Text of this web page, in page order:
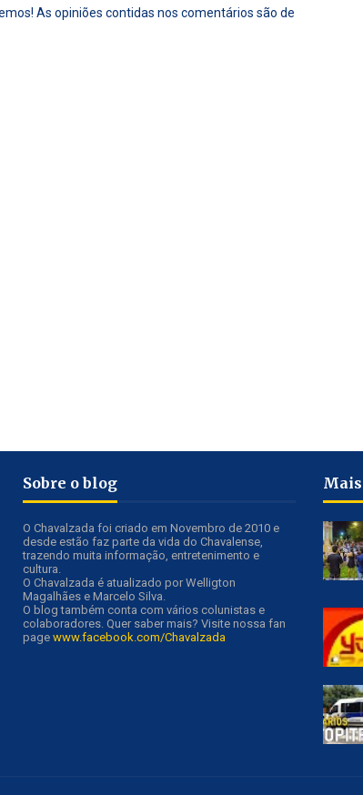
As opiniões contidas nos comentários são de
Sobre o blog
O Chavalzada foi criado em Novembro de 2010 e
desde estão faz parte da vida do Chavalense,
trazendo muita informação, entretenimento e
cultura.
O Chavalzada é atualizado por Welligton
Magalhães e Marcelo Silva.
O blog também conta com vários colunistas e
colaboradores. Quer saber mais? Visite nossa fan
page www.facebook.com/Chavalzada